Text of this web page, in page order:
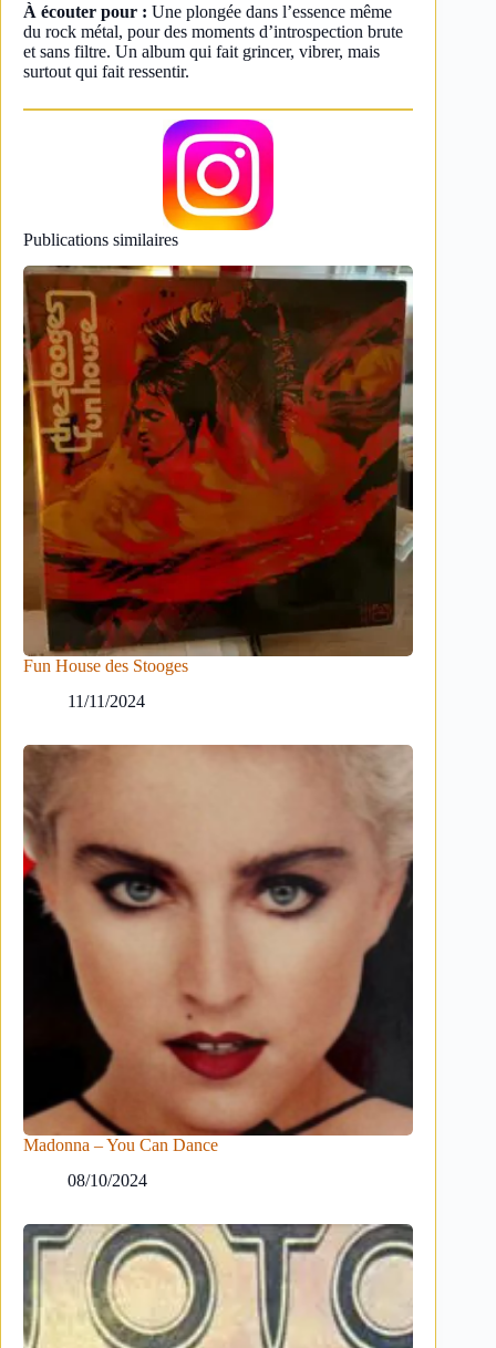
À écouter pour : Une plongée dans l’essence même
du rock métal, pour des moments d’introspection brute
et sans filtre. Un album qui fait grincer, vibrer, mais
surtout qui fait ressentir.
Publications similaires
Fun House des Stooges
11/11/2024
Madonna – You Can Dance
08/10/2024